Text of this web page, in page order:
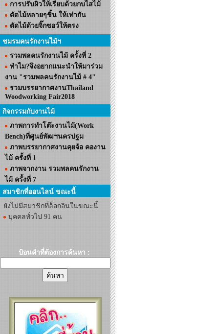
การปรับผิวให้เรียบด้วยกบไสไม้
ตัดไม้หลายๆชิ้น ให้เท่ากัน
ตัดไม้ด้วยจิ๊กซอว์ให้ตรง
ชมรมคนรักงานไม้ฯ
รวมพลคนรักงานไม้ ครั้งที่ 2
ทำไม?จึงอยากแนะนำให้มาร่วม
งาน "รวมพลคนรักงานไม้ # 4"
รวมบรรยากาศงานThailand
Woodworking Fair2018
กิจกรรมกับงานไม้
ภาพการทำโต๊ะงานไม้(Work
Bench)ที่ศูนย์พัฒฯนครปฐม
ภาพบรรยากาศงานคุยจ้อ คองาน
ไม้ ครั้งที่ 1
ภาพจากงาน รวมพลคนรักงาน
ไม้ ครั้งที่ 7
สมาชิกที่ออนไลน์ ขณะนี้
ยังไม่มีสมาชิกที่ล็อกอินในขณะนี้
บุคคลทั่วไป 91 คน
ป้อนคำที่ต้องการค้นหา :